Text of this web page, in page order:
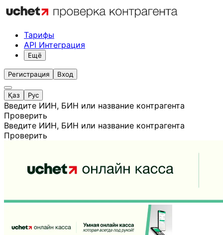
Тарифы
API Интеграция
Ещё
Регистрация Вход
Қаз Рус
Введите ИИН, БИН или название контрагента
Проверить
Введите ИИН, БИН или название контрагента
Проверить